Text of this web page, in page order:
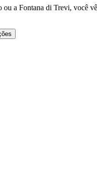
a Fontana di Trevi, você